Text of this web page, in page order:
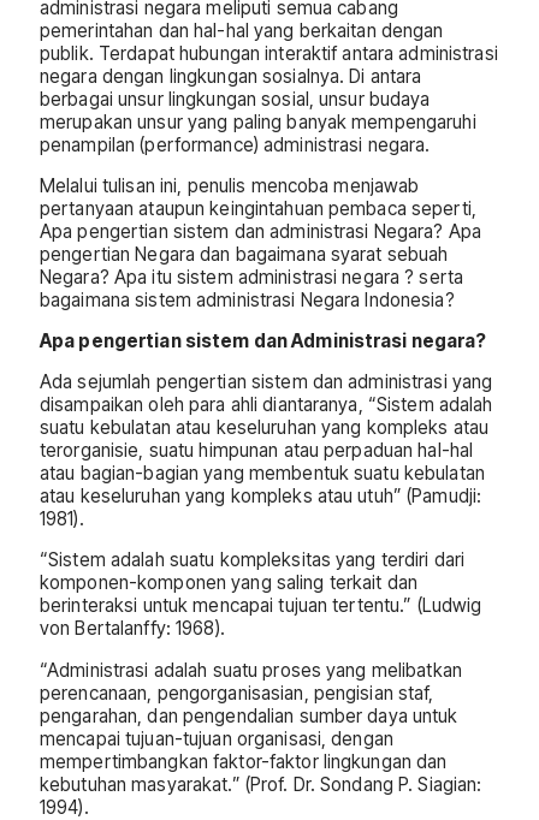
administrasi negara meliputi semua cabang
pemerintahan dan hal-hal yang berkaitan dengan
publik. Terdapat hubungan interaktif antara administrasi
negara dengan lingkungan sosialnya. Di antara
berbagai unsur lingkungan sosial, unsur budaya
merupakan unsur yang paling banyak mempengaruhi
penampilan (performance) administrasi negara.
Melalui tulisan ini, penulis mencoba menjawab
pertanyaan ataupun keingintahuan pembaca seperti,
Apa pengertian sistem dan administrasi Negara? Apa
pengertian Negara dan bagaimana syarat sebuah
Negara? Apa itu sistem administrasi negara ? serta
bagaimana sistem administrasi Negara Indonesia?
Apa pengertian sistem dan Administrasi negara?
Ada sejumlah pengertian sistem dan administrasi yang
disampaikan oleh para ahli diantaranya, “Sistem adalah
suatu kebulatan atau keseluruhan yang kompleks atau
terorganisie, suatu himpunan atau perpaduan hal-hal
atau bagian-bagian yang membentuk suatu kebulatan
atau keseluruhan yang kompleks atau utuh” (Pamudji:
1981).
“Sistem adalah suatu kompleksitas yang terdiri dari
komponen-komponen yang saling terkait dan
berinteraksi untuk mencapai tujuan tertentu.” (Ludwig
von Bertalanffy: 1968).
“Administrasi adalah suatu proses yang melibatkan
perencanaan, pengorganisasian, pengisian staf,
pengarahan, dan pengendalian sumber daya untuk
mencapai tujuan-tujuan organisasi, dengan
mempertimbangkan faktor-faktor lingkungan dan
kebutuhan masyarakat.” (Prof. Dr. Sondang P. Siagian:
1994).